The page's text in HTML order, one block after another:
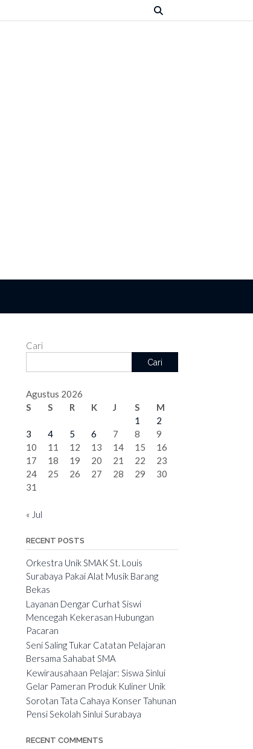
Cari
Cari
Agustus 2026
S
S R K J S
M
1
2
3
4 5 6 7 8
9
10
11 12 13 14 15
16
17
18 19 20 21 22
23
24
25 26 27 28 29
30
31
« Jul
RECENT POSTS
Orkestra Unik SMAK St. Louis
Surabaya Pakai Alat Musik Barang
Bekas
Layanan Dengar Curhat Siswi
Mencegah Kekerasan Hubungan
Pacaran
Seni Saling Tukar Catatan Pelajaran
Bersama Sahabat SMA
Kewirausahaan Pelajar: Siswa Sinlui
Gelar Pameran Produk Kuliner Unik
Sorotan Tata Cahaya Konser Tahunan
Pensi Sekolah Sinlui Surabaya
RECENT COMMENTS